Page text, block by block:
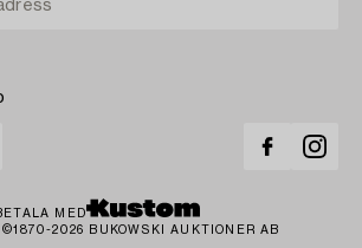
MED
©1870-2026 BUKOWSKI AUKTIONER AB